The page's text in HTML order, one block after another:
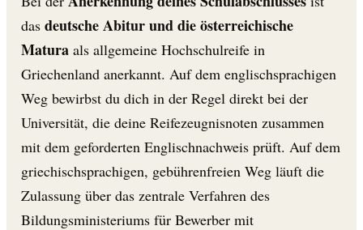
das deutsche Abitur und die österreichische
Matura als allgemeine Hochschulreife in
Griechenland anerkannt. Auf dem englischsprachigen
Weg bewirbst du dich in der Regel direkt bei der
Universität, die deine Reifezeugnisnoten zusammen
mit dem geforderten Englischnachweis prüft. Auf dem
griechischsprachigen, gebührenfreien Weg läuft die
Zulassung über das zentrale Verfahren des
Bildungsministeriums für Bewerber mit